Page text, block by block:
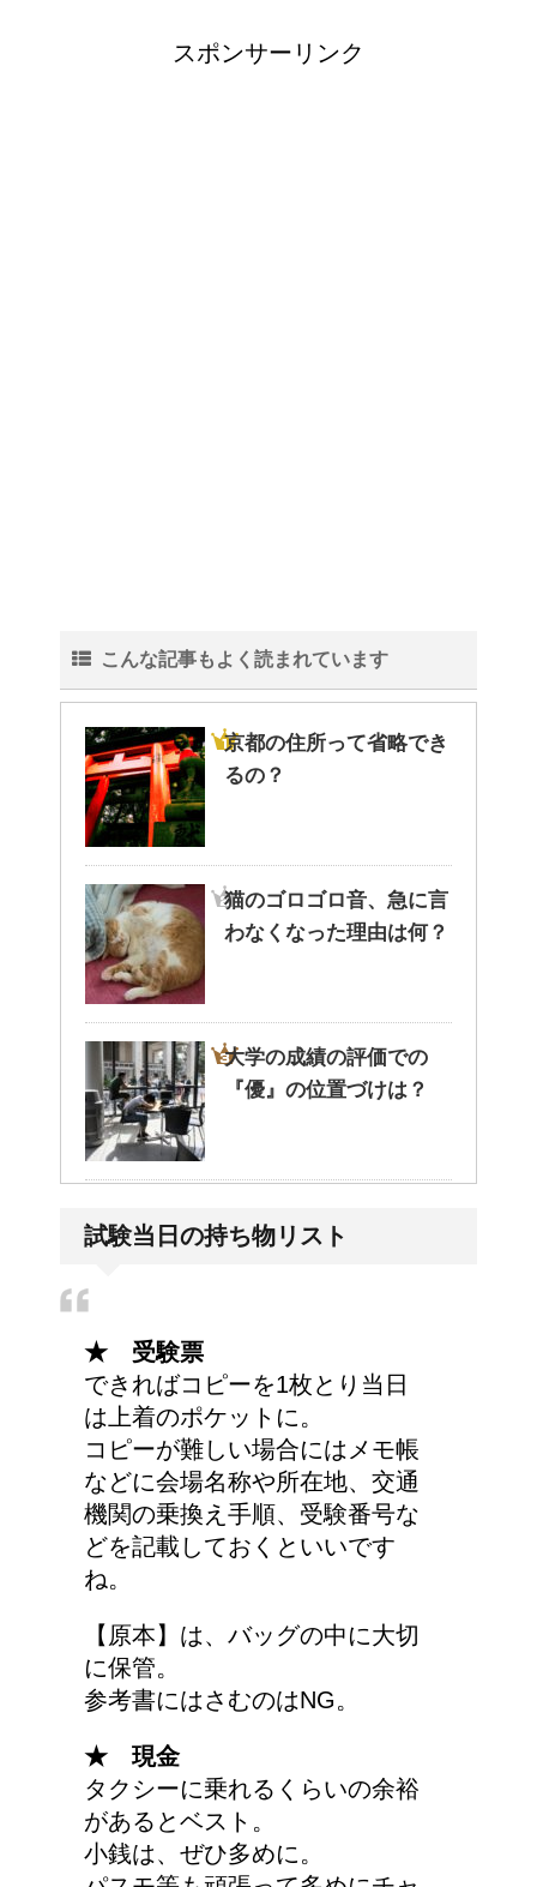
スポンサーリンク
こんな記事もよく読まれています
京都の住所って省略でき
るの？
猫のゴロゴロ音、急に言
わなくなった理由は何？
大学の成績の評価での
『優』の位置づけは？
の違和感の原因は「肩こ
試験当日の持ち物リスト
★ 受験票
できればコピーを1枚とり当日
は上着のポケットに。
コピーが難しい場合にはメモ帳
などに会場名称や所在地、交通
機関の乗換え手順、受験番号な
どを記載しておくといいです
ね。
【原本】は、バッグの中に大切
に保管。
参考書にはさむのはNG。
★ 現金
タクシーに乗れるくらいの余裕
があるとベスト。
小銭は、ぜひ多めに。